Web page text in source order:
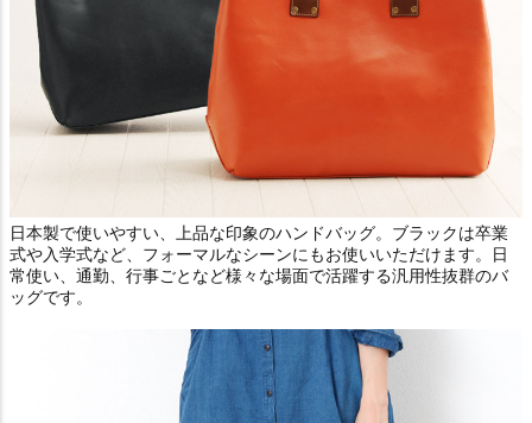
日本製で使いやすい、上品な印象のハンドバッグ。ブラックは卒業
式や入学式など、フォーマルなシーンにもお使いいただけます。日
常使い、通勤、行事ごとなど様々な場面で活躍する汎用性抜群のバ
ッグです。